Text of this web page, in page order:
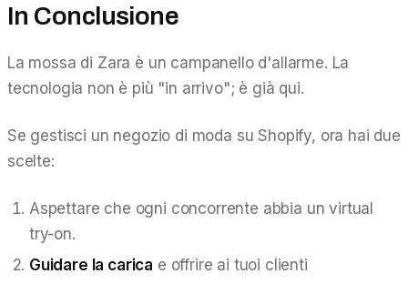
In Conclusione
La mossa di Zara è un campanello d'allarme. La
tecnologia non è più "in arrivo"; è già qui.
Se gestisci un negozio di moda su Shopify, ora hai due
scelte:
Aspettare che ogni concorrente abbia un virtual
try-on.
Guidare la carica e offrire ai tuoi clienti